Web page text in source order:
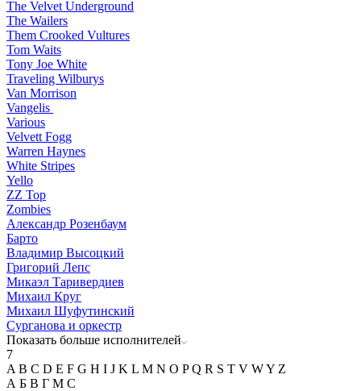
The Velvet Underground
The Wailers
Them Crooked Vultures
Tom Waits
Tony Joe White
Traveling Wilburys
Van Morrison
Vangelis
Various
Velvett Fogg
Warren Haynes
White Stripes
Yello
ZZ Top
Zombies
Александр Розенбаум
Барто
Владимир Высоцкий
Григорий Лепс
Микаэл Таривердиев
Михаил Круг
Михаил Шуфутинский
Сурганова и оркестр
Показать больше исполнителей
7
A B C D E F G H I J K L M N O P Q R S T V WY Z
А Б В Г М С